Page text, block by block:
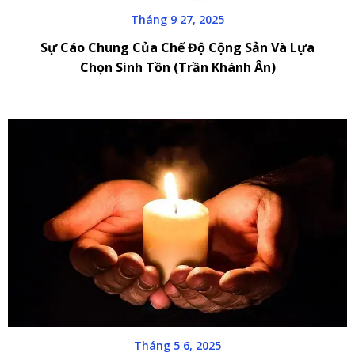
Tháng 9 27, 2025
Sự Cáo Chung Của Chế Độ Cộng Sản Và Lựa
Chọn Sinh Tồn (Trần Khánh Ân)
Tháng 5 6, 2025